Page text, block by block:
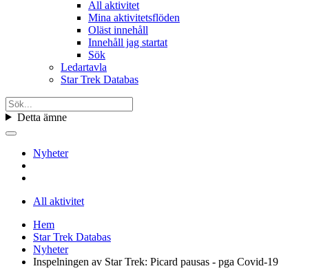
All aktivitet
Mina aktivitetsflöden
Oläst innehåll
Innehåll jag startat
Sök
Ledartavla
Star Trek Databas
Detta ämne
Nyheter
All aktivitet
Hem
Star Trek Databas
Nyheter
Inspelningen av Star Trek: Picard pausas - pga Covid-19